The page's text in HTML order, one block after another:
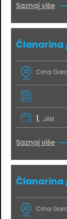
Saznaj više
Članarina
Crna
1. JAN
Saznaj više
Članarina
Crna